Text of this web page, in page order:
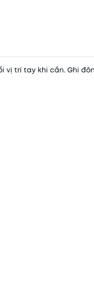
vị trí tay khi cần. Ghi